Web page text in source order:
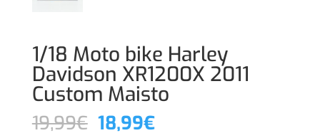
1/18 Moto bike Harley
Davidson XR1200X 2011
Custom Maisto
19,99€ El
18,99€El